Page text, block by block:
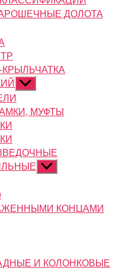
ДОЛОТА
Показывать
подменю
МУФТЫ
Показывать
подменю
КОНЦАМИ
И КОЛОНКОВЫЕ